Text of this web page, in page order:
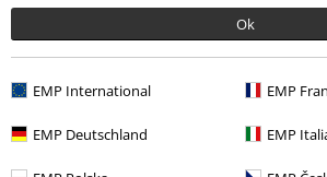
Ok
EMP International EMP
EMP Deutschland EMP
Meer categorieën. Meer opties.
Kleding & accessoires T-shirts
Kleding T-shirts en tops